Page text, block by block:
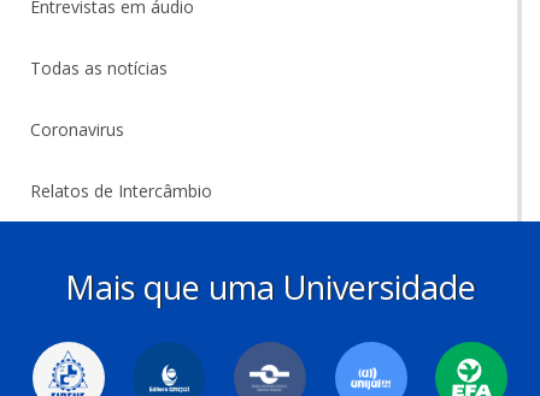
Entrevistas em áudio
Todas as notícias
Coronavirus
Relatos de Intercâmbio
Mais que uma Universidade